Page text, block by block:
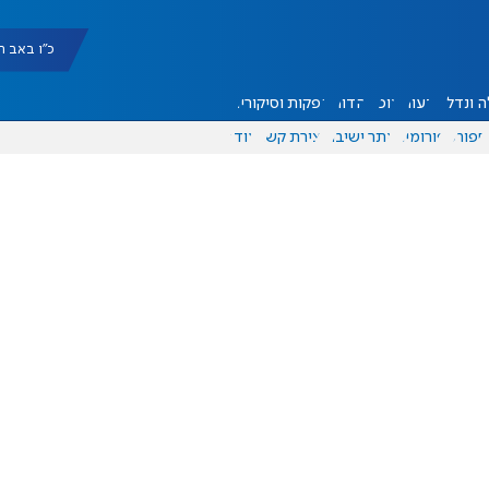
כ"ו באב
ונדל"ן דעות אוכל יהדות הפקות וסיקורים
ספורט פורומים אתר ישיבה יצירת קשר עוד